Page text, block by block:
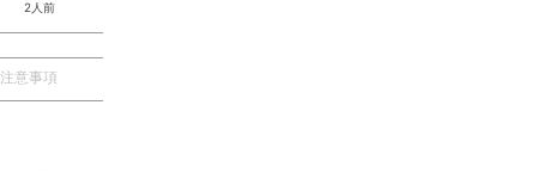
2人前
注意事項